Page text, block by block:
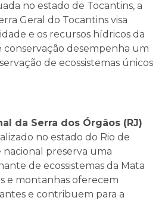
no estado de Tocantins, a
Geral do Tocantins visa
e os recursos hídricos da
conservação desempenha um
de ecossistemas únicos
da Serra dos Órgãos (RJ)
no estado do Rio de
preserva uma
de ecossistemas da Mata
e montanhas oferecem
e contribuem para a